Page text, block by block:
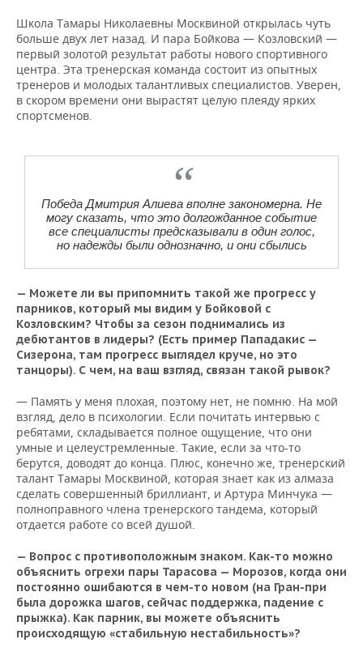
Школа Тамары Николаевны Москвиной открылась чуть
больше двух лет назад. И пара Бойкова — Козловский —
первый золотой результат работы нового спортивного
центра. Эта тренерская команда состоит из опытных
тренеров и молодых талантливых специалистов. Уверен,
в скором времени они вырастят целую плеяду ярких
спортсменов.
Победа Дмитрия Алиева вполне закономерна. Не
могу сказать, что это долгожданное событие
все специалисты предсказывали в один голос,
но надежды были однозначно, и они сбылись
— Можете ли вы припомнить такой же прогресс у
парников, который мы видим у Бойковой с
Козловским? Чтобы за сезон поднимались из
дебютантов в лидеры? (Есть пример Пападакис —
Сизерона, там прогресс выглядел круче, но это
танцоры). С чем, на ваш взгляд, связан такой рывок?
— Память у меня плохая, поэтому нет, не помню. На мой
взгляд, дело в психологии. Если почитать интервью с
ребятами, складывается полное ощущение, что они
умные и целеустремленные. Такие, если за что-то
берутся, доводят до конца. Плюс, конечно же, тренерский
талант Тамары Москвиной, которая знает как из алмаза
сделать совершенный бриллиант, и Артура Минчука —
полноправного члена тренерского тандема, который
отдается работе со всей душой.
— Вопрос с противоположным знаком. Как-то можно
объяснить огрехи пары Тарасова — Морозов, когда они
постоянно ошибаются в чем-то новом (на Гран-при
была дорожка шагов, сейчас поддержка, падение с
прыжка). Как парник, вы можете объяснить
происходящую «стабильную нестабильность»?